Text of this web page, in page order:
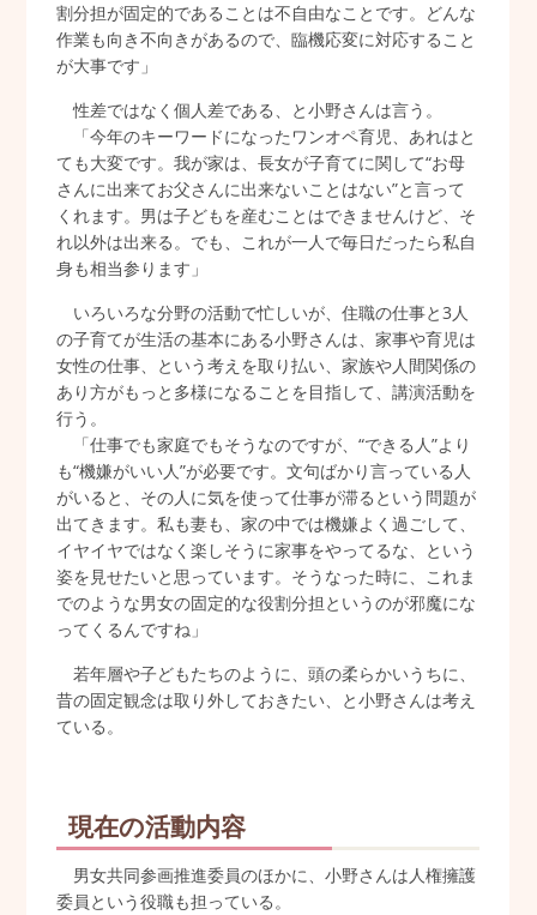
割分担が固定的であることは不自由なことです。どんな
作業も向き不向きがあるので、臨機応変に対応すること
が大事です」
性差ではなく個人差である、と小野さんは言う。
「今年のキーワードになったワンオペ育児、あれはと
ても大変です。我が家は、長女が子育てに関して“お母
さんに出来てお父さんに出来ないことはない”と言って
くれます。男は子どもを産むことはできませんけど、そ
れ以外は出来る。でも、これが一人で毎日だったら私自
身も相当参ります」
いろいろな分野の活動で忙しいが、住職の仕事と3人
の子育てが生活の基本にある小野さんは、家事や育児は
女性の仕事、という考えを取り払い、家族や人間関係の
あり方がもっと多様になることを目指して、講演活動を
行う。
「仕事でも家庭でもそうなのですが、“できる人”より
も“機嫌がいい人”が必要です。文句ばかり言っている人
がいると、その人に気を使って仕事が滞るという問題が
出てきます。私も妻も、家の中では機嫌よく過ごして、
イヤイヤではなく楽しそうに家事をやってるな、という
姿を見せたいと思っています。そうなった時に、これま
でのような男女の固定的な役割分担というのが邪魔にな
ってくるんですね」
若年層や子どもたちのように、頭の柔らかいうちに、
昔の固定観念は取り外しておきたい、と小野さんは考え
ている。
現在の活動内容
男女共同参画推進委員のほかに、小野さんは人権擁護
委員という役職も担っている。